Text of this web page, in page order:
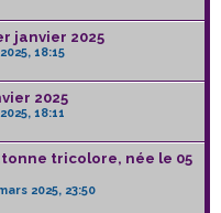
janvier 2025
18:15
2025
18:11
tricolore, née le 05
2025, 23:50